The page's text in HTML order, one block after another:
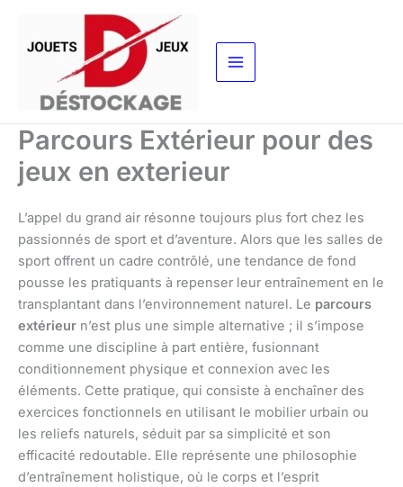
contenu
Parcours Extérieur pour des
jeux en exterieur
L’appel du grand air résonne toujours plus fort chez les
passionnés de sport et d’aventure. Alors que les salles de
sport offrent un cadre contrôlé, une tendance de fond
pousse les pratiquants à repenser leur entraînement en le
transplantant dans l’environnement naturel. Le parcours
extérieur n’est plus une simple alternative ; il s’impose
comme une discipline à part entière, fusionnant
conditionnement physique et connexion avec les
éléments. Cette pratique, qui consiste à enchaîner des
exercices fonctionnels en utilisant le mobilier urbain ou
les reliefs naturels, séduit par sa simplicité et son
efficacité redoutable. Elle représente une philosophie
d’entraînement holistique, où le corps et l’esprit